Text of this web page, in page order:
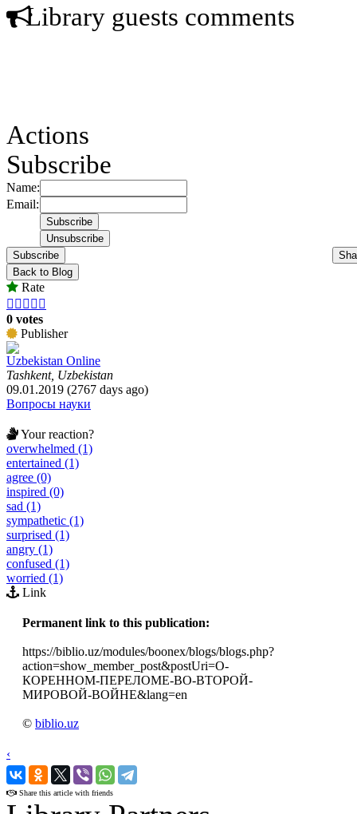
Library guests comments
Actions
Subscribe
Name:
Email:
Subscribe
Back to Blog
Rate
    
0 votes
Publisher
Uzbekistan Online
Tashkent, Uzbekistan
09.01.2019 (2767 days ago)
Вопросы науки
Your reaction?
overwhelmed (1)
entertained (1)
agree (0)
inspired (0)
sad (1)
sympathetic (1)
surprised (1)
angry (1)
confused (1)
worried (1)
Link
Permanent link to this publication:
https://biblio.uz/modules/boonex/blogs/blogs.php?
action=show_member_post&postUri=О-
КОРЕННОМ-ПЕРЕЛОМЕ-ВО-ВТОРОЙ-
МИРОВОЙ-ВОЙНЕ&lang=en
© biblio.uz
‹
›
Share this article with friends